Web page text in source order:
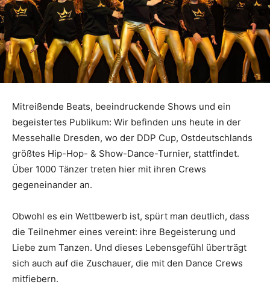
Mitreißende Beats, beeindruckende Shows und ein
begeistertes Publikum: Wir befinden uns heute in der
Messehalle Dresden, wo der DDP Cup, Ostdeutschlands
größtes Hip-Hop- & Show-Dance-Turnier, stattfindet.
Über 1000 Tänzer treten hier mit ihren Crews
gegeneinander an.
Obwohl es ein Wettbewerb ist, spürt man deutlich, dass
die Teilnehmer eines vereint: ihre Begeisterung und
Liebe zum Tanzen. Und dieses Lebensgefühl überträgt
sich auch auf die Zuschauer, die mit den Dance Crews
mitfiebern.